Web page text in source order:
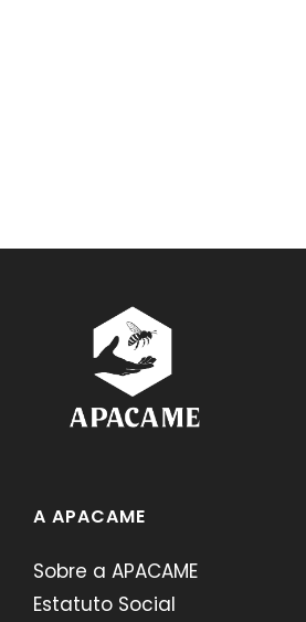
A APACAME
Sobre a APACAME
Estatuto Social